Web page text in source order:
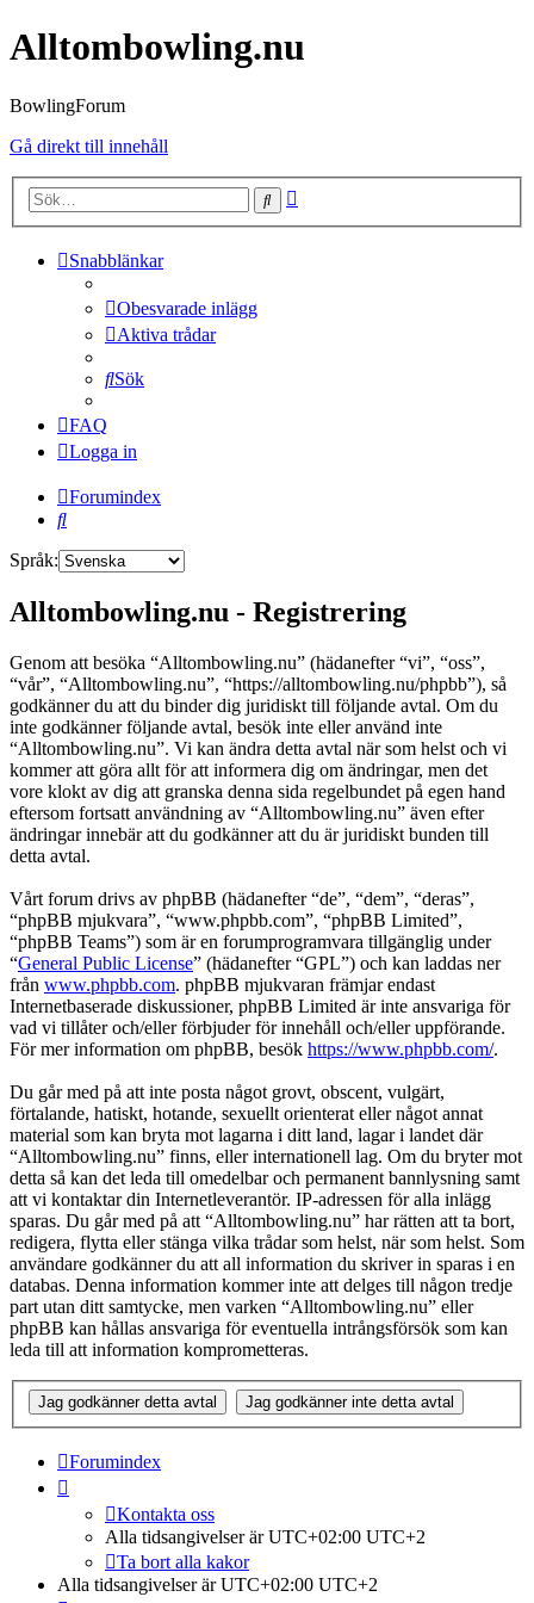
Alltombowling.nu
BowlingForum
Gå direkt till innehåll
Sök
Snabblänkar
Obesvarade inlägg
Aktiva trådar
Sök
FAQ
Logga in
Forumindex
Sök
Språk:
Alltombowling.nu - Registrering
Genom att besöka “Alltombowling.nu” (hädanefter “vi”, “oss”,
“vår”, “Alltombowling.nu”, “https://alltombowling.nu/phpbb”), så
godkänner du att du binder dig juridiskt till följande avtal. Om du
inte godkänner följande avtal, besök inte eller använd inte
“Alltombowling.nu”. Vi kan ändra detta avtal när som helst och vi
kommer att göra allt för att informera dig om ändringar, men det
vore klokt av dig att granska denna sida regelbundet på egen hand
eftersom fortsatt användning av “Alltombowling.nu” även efter
ändringar innebär att du godkänner att du är juridiskt bunden till
detta avtal.
Vårt forum drivs av phpBB (hädanefter “de”, “dem”, “deras”,
“phpBB mjukvara”, “www.phpbb.com”, “phpBB Limited”,
“phpBB Teams”) som är en forumprogramvara tillgänglig under
“General Public License” (hädanefter “GPL”) och kan laddas ner
från www.phpbb.com. phpBB mjukvaran främjar endast
Internetbaserade diskussioner, phpBB Limited är inte ansvariga för
vad vi tillåter och/eller förbjuder för innehåll och/eller uppförande.
För mer information om phpBB, besök https://www.phpbb.com/.
Du går med på att inte posta något grovt, obscent, vulgärt,
förtalande, hatiskt, hotande, sexuellt orienterat eller något annat
material som kan bryta mot lagarna i ditt land, lagar i landet där
“Alltombowling.nu” finns, eller internationell lag. Om du bryter mot
detta så kan det leda till omedelbar och permanent bannlysning samt
att vi kontaktar din Internetleverantör. IP-adressen för alla inlägg
sparas. Du går med på att “Alltombowling.nu” har rätten att ta bort,
redigera, flytta eller stänga vilka trådar som helst, när som helst. Som
användare godkänner du att all information du skriver in sparas i en
databas. Denna information kommer inte att delges till någon tredje
part utan ditt samtycke, men varken “Alltombowling.nu” eller
phpBB kan hållas ansvariga för eventuella intrångsförsök som kan
leda till att information komprometteras.
Forumindex
Kontakta oss
Alla tidsangivelser är UTC+02:00 UTC+2
Ta bort alla kakor
Alla tidsangivelser är UTC+02:00 UTC+2